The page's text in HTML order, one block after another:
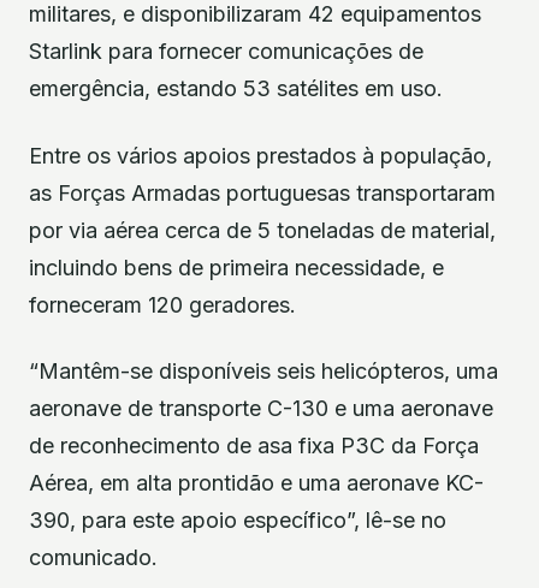
militares, e disponibilizaram 42 equipamentos
Starlink para fornecer comunicações de
emergência, estando 53 satélites em uso.
Entre os vários apoios prestados à população,
as Forças Armadas portuguesas transportaram
por via aérea cerca de 5 toneladas de material,
incluindo bens de primeira necessidade, e
forneceram 120 geradores.
“Mantêm-se disponíveis seis helicópteros, uma
aeronave de transporte C-130 e uma aeronave
de reconhecimento de asa fixa P3C da Força
Aérea, em alta prontidão e uma aeronave KC-
390, para este apoio específico”, lê-se no
comunicado.